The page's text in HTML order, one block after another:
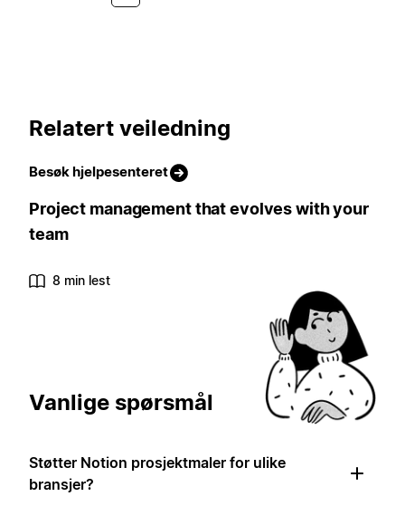
Relatert veiledning
Besøk hjelpesenteret
Project management that evolves with your
team
8 min lest
Vanlige spørsmål
Støtter Notion prosjektmaler for ulike
bransjer?